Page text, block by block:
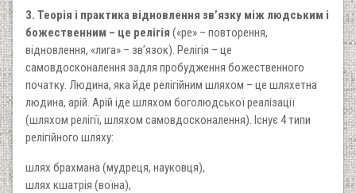
3. Теорія і практика відновлення зв’язку між людським і
божественним – це релігія («ре» – повторення,
відновлення, «лига» – зв’язок). Релігія – це
самовдосконалення задля пробудження божественного
початку. Людина, яка йде релігійним шляхом – це шляхетна
людина, арій. Арій іде шляхом боголюдської реалізації
(шляхом релігії, шляхом самовдосконалення). Існує 4 типи
релігійного шляху:
шлях брахмана (мудреця, науковця),
шлях кшатрія (воїна),